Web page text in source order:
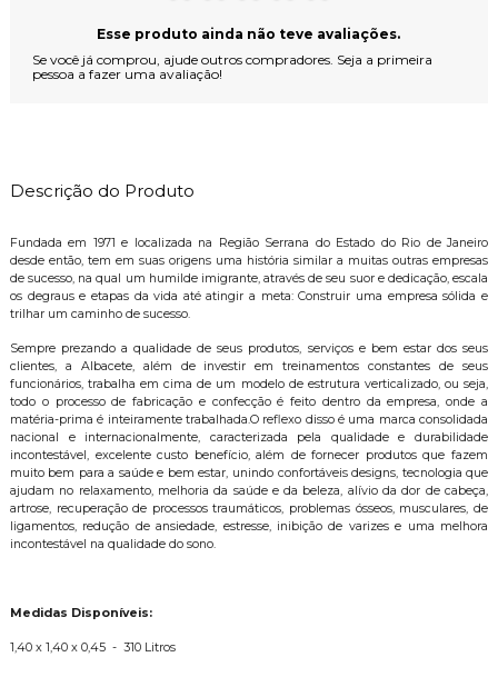
Esse produto ainda não teve avaliações.
Se você já comprou, ajude outros compradores. Seja a primeira
pessoa a fazer uma avaliação!
Descrição do Produto
Fundada em 1971 e localizada na Região Serrana do Estado do Rio de Janeiro
desde então, tem em suas origens uma história similar a muitas outras empresas
de sucesso, na qual um humilde imigrante, através de seu suor e dedicação, escala
os degraus e etapas da vida até atingir a meta: Construir uma empresa sólida e
trilhar um caminho de sucesso.
Sempre prezando a qualidade de seus produtos, serviços e bem estar dos seus
clientes, a Albacete, além de investir em treinamentos constantes de seus
funcionários, trabalha em cima de um modelo de estrutura verticalizado, ou seja,
todo o processo de fabricação e confecção é feito dentro da empresa, onde a
matéria-prima é inteiramente trabalhada.O reflexo disso é uma marca consolidada
nacional e internacionalmente, caracterizada pela qualidade e durabilidade
incontestável, excelente custo benefício, além de fornecer produtos que fazem
muito bem para a saúde e bem estar, unindo confortáveis designs, tecnologia que
ajudam no relaxamento, melhoria da saúde e da beleza, alívio da dor de cabeça,
artrose, recuperação de processos traumáticos, problemas ósseos, musculares, de
ligamentos, redução de ansiedade, estresse, inibição de varizes e uma melhora
incontestável na qualidade do sono.
Medidas Disponíveis:
1,40 x 1,40 x 0,45 - 310 Litros